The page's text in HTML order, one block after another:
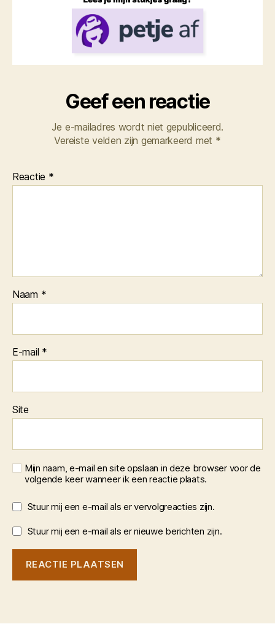
Geef een reactie
Je e-mailadres wordt niet gepubliceerd.
Vereiste velden zijn gemarkeerd met *
Reactie *
Naam *
E-mail *
Site
Mijn naam, e-mail en site opslaan in deze browser voor de
volgende keer wanneer ik een reactie plaats.
Stuur mij een e-mail als er vervolgreacties zijn.
Stuur mij een e-mail als er nieuwe berichten zijn.